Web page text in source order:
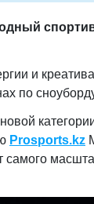
и
по
Prosports.kz
самого